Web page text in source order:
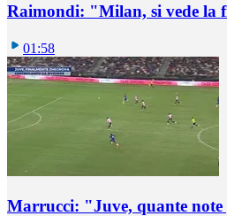
Raimondi: "Milan, si vede la
01:58
Marrucci: "Juve, quante